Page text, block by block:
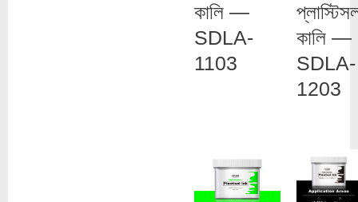
কালি —
SDLA-
1103
কালি —
SDLA-
1203